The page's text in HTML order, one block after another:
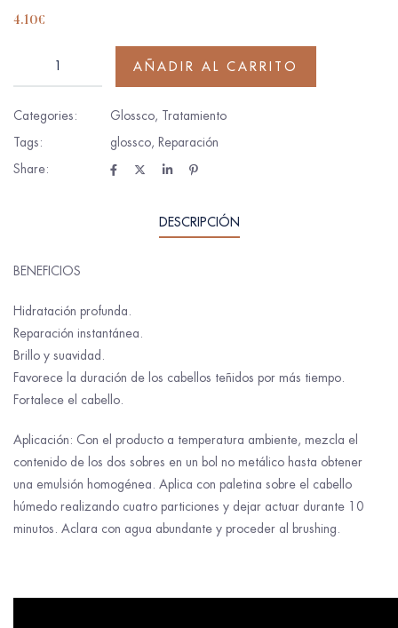
4.10€
AÑADIR AL CARRITO
Categories: Glossco, Tratamiento
Tags:
glossco, Reparación
Share:
DESCRIPCIÓN
BENEFICIOS
Hidratación profunda.
Reparación instantánea.
Brillo y suavidad.
Favorece la duración de los cabellos teñidos por más tiempo.
Fortalece el cabello.
Aplicación: Con el producto a temperatura ambiente, mezcla el
contenido de los dos sobres en un bol no metálico hasta obtener
una emulsión homogénea. Aplica con paletina sobre el cabello
húmedo realizando cuatro particiones y dejar actuar durante 10
minutos. Aclara con agua abundante y proceder al brushing.